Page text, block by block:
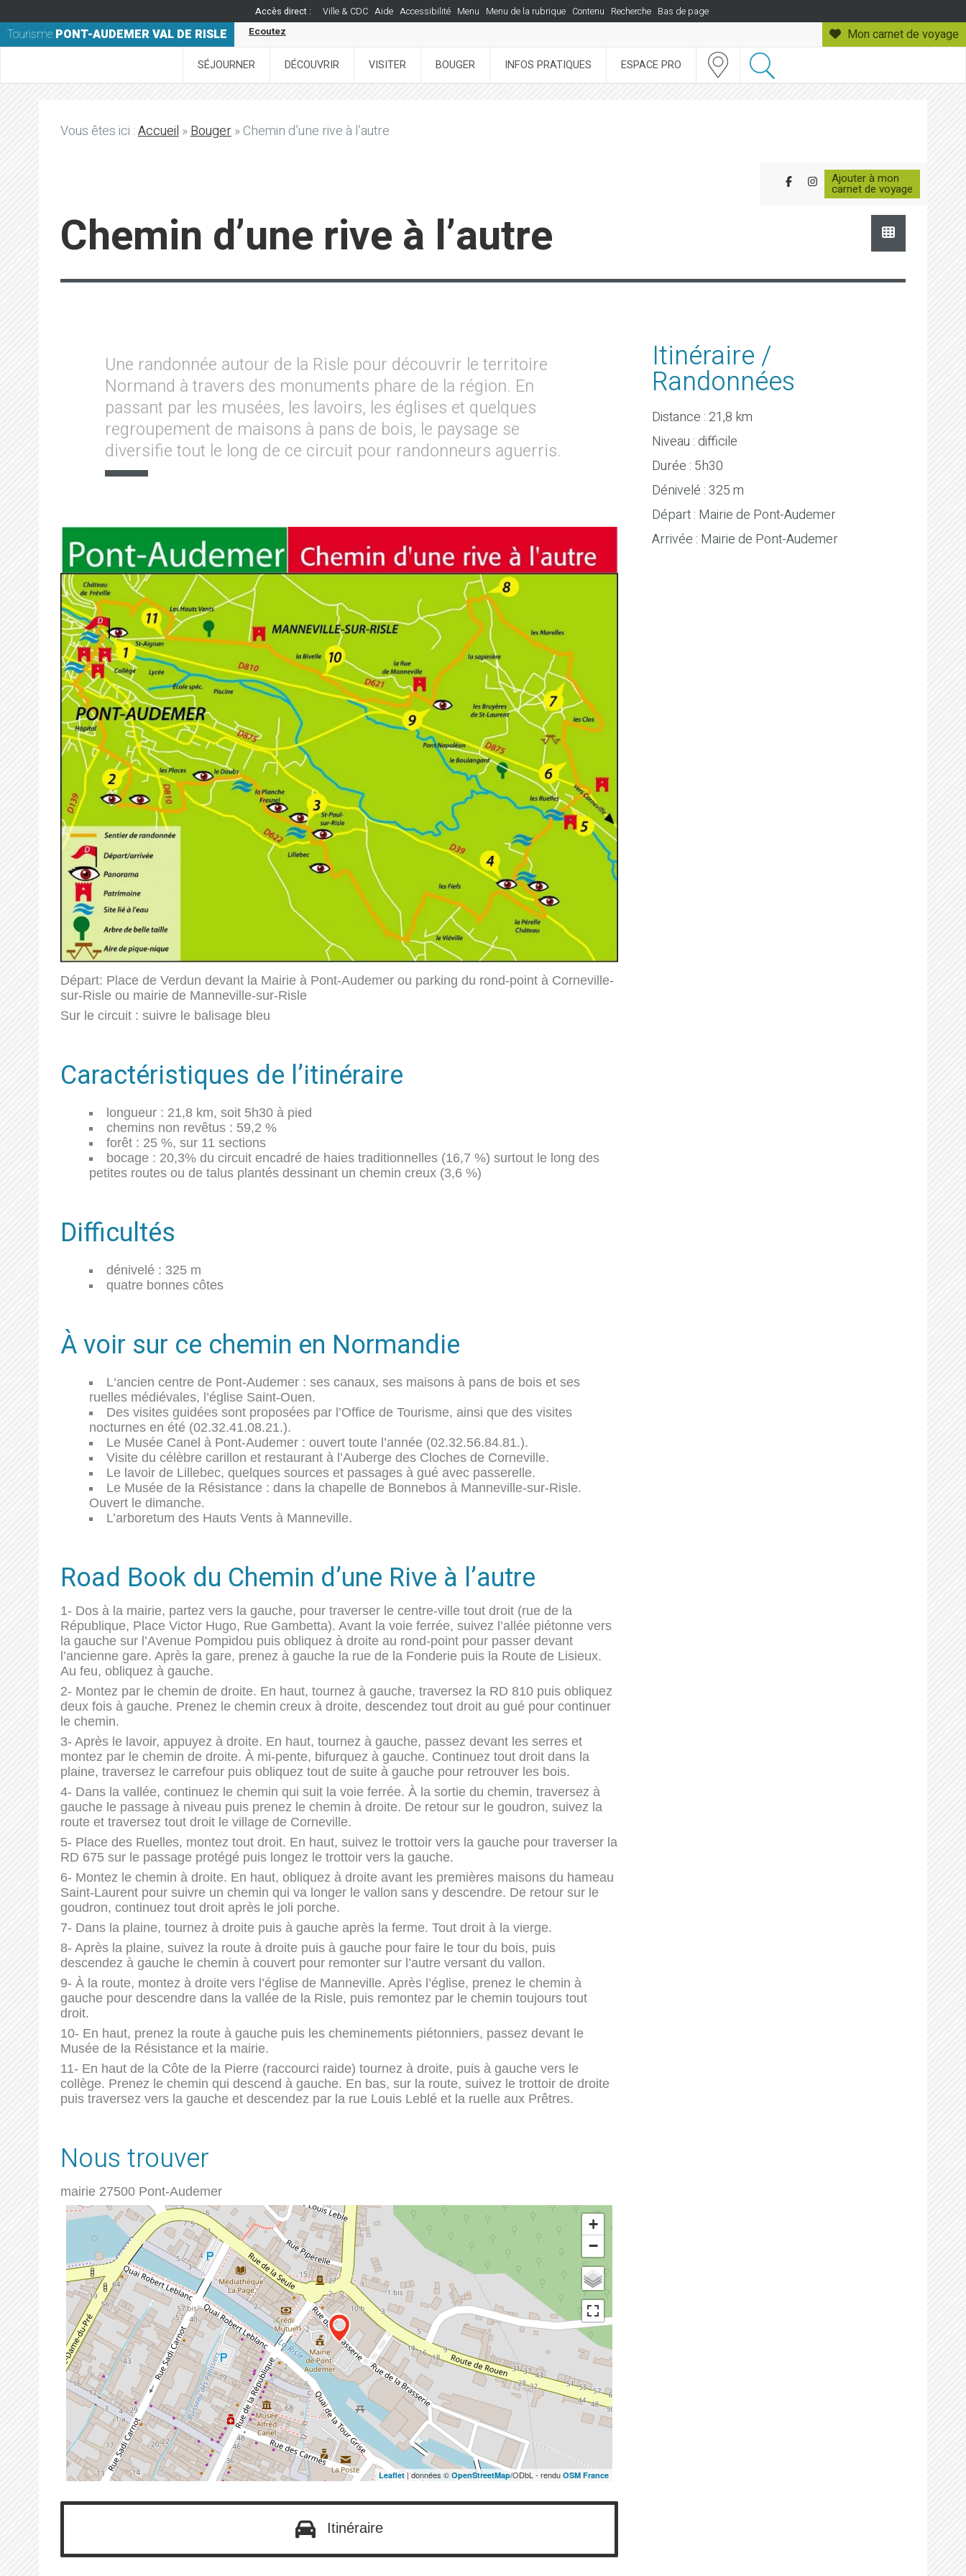
Accès direct : Ville & CDC Aide Accessibilité Menu Menu de la rubrique Contenu Recherche Bas de page
Tourisme PONT-AUDEMER VAL DE RISLE Ecoutez Mon carnetde voyage
SÉJOURNER DÉCOUVRIR VISITER BOUGER INFOS PRATIQUES ESPACE PRO
Vous êtes ici :Accueil»Bouger» Chemin d’une rive à l’autre
Partager sur Facebook
Partager sur Instagram
Ajouter à mon
carnet de voyage
Chemin d’une rive à l’autre
Une randonnée autour de la Risle pour découvrir le territoire
Normand à travers des monuments phare de la région. En
passant par les musées, les lavoirs, les églises et quelques
regroupement de maisons à pans de bois, le paysage se
diversifie tout le long de ce circuit pour randonneurs aguerris.
Départ: Place de Verdun devant la Mairie à Pont-Audemer ou parking du rond-point à Corneville-
sur-Risle ou mairie de Manneville-sur-Risle
Sur le circuit : suivre le balisage bleu
Caractéristiques de l’itinéraire
longueur : 21,8 km, soit 5h30 à pied
chemins non revêtus : 59,2 %
forêt : 25 %, sur 11 sections
bocage : 20,3% du circuit encadré de haies traditionnelles (16,7 %) surtout le long des
petites routes ou de talus plantés dessinant un chemin creux (3,6 %)
Difficultés
dénivelé : 325 m
quatre bonnes côtes
À voir sur ce chemin en Normandie
L‘ancien centre de Pont-Audemer: ses canaux, ses maisons à pans de bois et ses
ruelles médiévales, l’église Saint-Ouen.
Des visites guidées sont proposées par l’Office de Tourisme, ainsi que des visites
nocturnes en été (02.32.41.08.21.).
Le Musée Canel à Pont-Audemer: ouvert toute l’année (02.32.56.84.81.).
Visite du célèbre carillon et restaurantà l’Auberge des Cloches de Corneville.
Le lavoir de Lillebec, quelques sources et passages à gué avec passerelle.
Le Musée de la Résistance: dans la chapelle de Bonnebos à Manneville-sur-Risle.
Ouvert le dimanche.
L’arboretum des Hauts Vents à Manneville.
Road Book du Chemin d’une Rive à l’autre
1- Dos à la mairie, partez vers la gauche, pour traverser le centre-ville tout droit (rue de la
République, Place Victor Hugo, Rue Gambetta). Avant la voie ferrée, suivez l’allée piétonne vers
la gauche sur l’Avenue Pompidou puis obliquez à droite au rond-point pour passer devant
l’ancienne gare. Après la gare, prenez à gauche la rue de la Fonderie puis la Route de Lisieux.
Au feu, obliquez à gauche.
2- Montez par le chemin de droite. En haut, tournez à gauche, traversez la RD 810 puis obliquez
deux fois à gauche. Prenez le chemin creux à droite, descendez tout droit au gué pour continuer
le chemin.
3- Après le lavoir, appuyez à droite. En haut, tournez à gauche, passez devant les serres et
montez par le chemin de droite. À mi-pente, bifurquez à gauche. Continuez tout droit dans la
plaine, traversez le carrefour puis obliquez tout de suite à gauche pour retrouver les bois.
4- Dans la vallée, continuez le chemin qui suit la voie ferrée. À la sortie du chemin, traversez à
gauche le passage à niveau puis prenez le chemin à droite. De retour sur le goudron, suivez la
route et traversez tout droit le village de Corneville.
5- Place des Ruelles, montez tout droit. En haut, suivez le trottoir vers la gauche pour traverser la
RD 675 sur le passage protégé puis longez le trottoir vers la gauche.
6- Montez le chemin à droite. En haut, obliquez à droite avant les premières maisons du hameau
Saint-Laurent pour suivre un chemin qui va longer le vallon sans y descendre. De retour sur le
goudron, continuez tout droit après le joli porche.
7- Dans la plaine, tournez à droite puis à gauche après la ferme. Tout droit à la vierge.
8- Après la plaine, suivez la route à droite puis à gauche pour faire le tour du bois, puis
descendez à gauche le chemin à couvert pour remonter sur l’autre versant du vallon.
9- À la route, montez à droite vers l’église de Manneville. Après l’église, prenez le chemin à
gauche pour descendre dans la vallée de la Risle, puis remontez par le chemin toujours tout
droit.
10- En haut, prenez la route à gauche puis les cheminements piétonniers, passez devant le
Musée de la Résistance et la mairie.
11- En haut de la Côte de la Pierre (raccourci raide) tournez à droite, puis à gauche vers le
collège. Prenez le chemin qui descend à gauche. En bas, sur la route, suivez le trottoir de droite
puis traversez vers la gauche et descendez par la rue Louis Leblé et la ruelle aux Prêtres.
Nous trouver
mairie 27500 Pont-Audemer
+
−
Leaflet| données ©OpenStreetMap/ODbL - renduOSM France
Itinéraire
Itinéraire /
Randonnées
Distance : 21,8 km
Niveau : difficile
Durée : 5h30
Dénivelé : 325 m
Départ : Mairie de Pont-Audemer
Arrivée : Mairie de Pont-Audemer